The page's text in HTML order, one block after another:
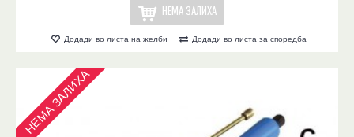
НЕМА ЗАЛИХА
Додади во листа на желби Додади во листа за споредба
НЕМА ЗАЛИХА